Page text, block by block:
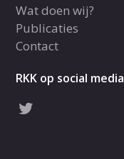
Wat doen wij?
Publicaties
Contact
RKK op social media